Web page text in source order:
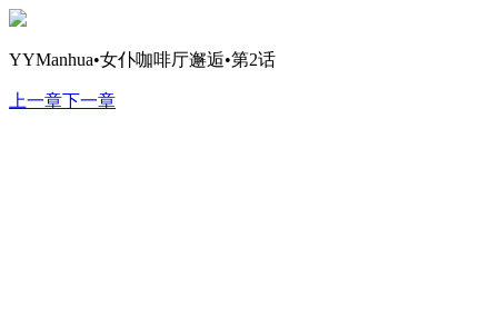
YYManhua•女仆咖啡厅邂逅•第2话
上一章下一章